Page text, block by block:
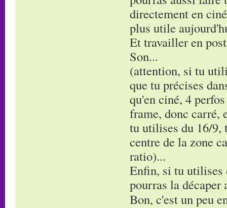
directement en
plus utile
Et travailler en
Son...
(attention, si tu
que tu précises
qu'en ciné, 4
frame, donc carré,
tu utilises du 16/9,
centre de la zone
ratio)...
Enfin, si tu utilises
pourras la décaper
Bon, c'est un peu